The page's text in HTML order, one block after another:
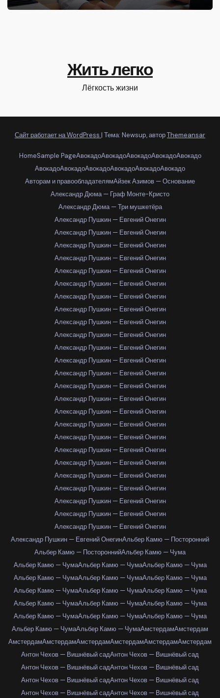
Жить легко
Лёгкость жизни
Сайт работает на WordPress | Тема: Newsup, авторThemeansar
HomeSample PageАвокадоАвокадоАвокадоАвокадоАвокадо
АвокадоАвокадоАвокадоАвокадоАвокадоАвокадо
Авторам и правообладателямАйзек Азимов — Основание
Александр Дюма — Граф Монте-Кристо
Александр Дюма — Три мушкетёра
Александр Пушкин — Евгений Онегин
Александр Пушкин — Евгений Онегин
Александр Пушкин — Евгений Онегин
Александр Пушкин — Евгений Онегин
Александр Пушкин — Евгений Онегин
Александр Пушкин — Евгений Онегин
Александр Пушкин — Евгений Онегин
Александр Пушкин — Евгений Онегин
Александр Пушкин — Евгений Онегин
Александр Пушкин — Евгений Онегин
Александр Пушкин — Евгений Онегин
Александр Пушкин — Евгений Онегин
Александр Пушкин — Евгений Онегин
Александр Пушкин — Евгений Онегин
Александр Пушкин — Евгений Онегин
Александр Пушкин — Евгений Онегин
Александр Пушкин — Евгений Онегин
Александр Пушкин — Евгений Онегин
Александр Пушкин — Евгений Онегин
Александр Пушкин — Евгений Онегин
Александр Пушкин — Евгений Онегин
Александр Пушкин — Евгений Онегин
Александр Пушкин — Евгений Онегин
Александр Пушкин — Евгений Онегин
Александр Пушкин — Евгений Онегин
Александр Пушкин — Евгений ОнегинАльбер Камю — Посторонний
Альбер Камю — ПостороннийАльбер Камю — Чума
Альбер Камю — ЧумаАльбер Камю — ЧумаАльбер Камю — Чума
Альбер Камю — ЧумаАльбер Камю — ЧумаАльбер Камю — Чума
Альбер Камю — ЧумаАльбер Камю — ЧумаАльбер Камю — Чума
Альбер Камю — ЧумаАльбер Камю — ЧумаАльбер Камю — Чума
Альбер Камю — ЧумаАльбер Камю — ЧумаАльбер Камю — Чума
Альбер Камю — ЧумаАльбер Камю — ЧумаАмстердамАмстердам
АмстердамАмстердамАмстердамАмстердамАмстердамАмстердам
Антон Чехов — Вишнёвый садАнтон Чехов — Вишнёвый сад
Антон Чехов — Вишнёвый садАнтон Чехов — Вишнёвый сад
Антон Чехов — Вишнёвый садАнтон Чехов — Вишнёвый сад
Антон Чехов — Вишнёвый садАнтон Чехов — Вишнёвый сад